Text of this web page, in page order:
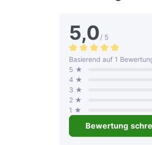
5,0/ 5
Durchschnittliche
Basierend auf 1
5 ★
4 ★
3 ★
2 ★
1 ★
Bewertung